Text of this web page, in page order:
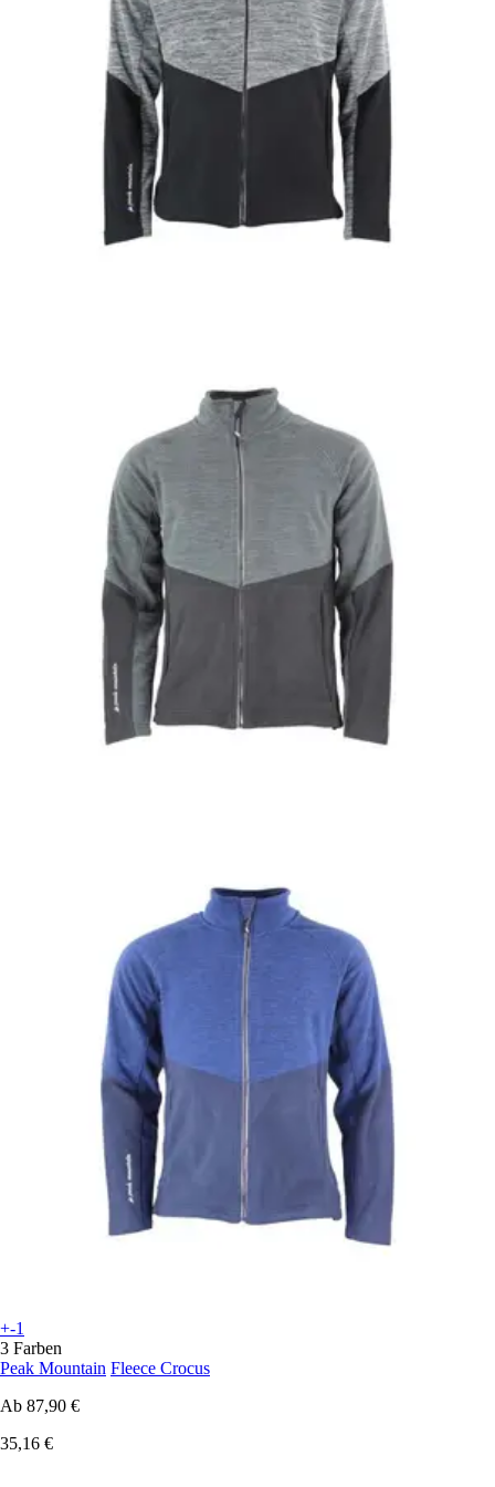
+-1
3 Farben
Peak Mountain Fleece Crocus
Ab 87,90 €
35,16 €